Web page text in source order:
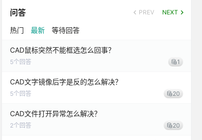
问答 PREV NEXT
热门 最新 等待回答
CAD鼠标突然不能框选怎么回事？
5个回答 1
CAD文字镜像后字是反的怎么解决？
5个回答 20
CAD文件打开异常怎么解决？
2个回答 20